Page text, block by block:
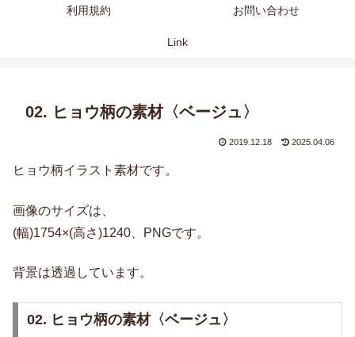
利用規約 お問い合わせ
Link
02. ヒョウ柄の素材〈ベージュ〉
2019.12.18 2025.04.06
ヒョウ柄イラスト素材です。
画像のサイズは、
(幅)1754×(高さ)1240、PNGです。
背景は透過しています。
02. ヒョウ柄の素材〈ベージュ〉